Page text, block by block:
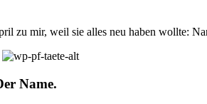
zu mir, weil sie alles neu haben wollte:
Name.